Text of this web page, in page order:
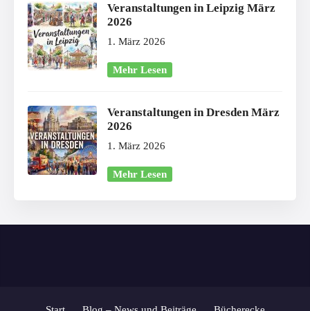
Veranstaltungen in Leipzig März
2026
1. März 2026
Mehr Lesen
Veranstaltungen in Dresden März
2026
1. März 2026
Mehr Lesen